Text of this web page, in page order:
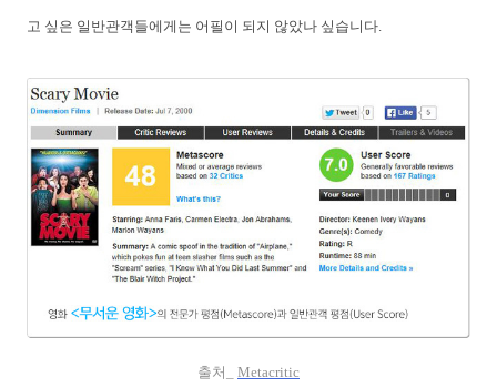
고 싶은 일반관객들에게는 어필이 되지 않았나 싶습니다.
출처_ Metacritic